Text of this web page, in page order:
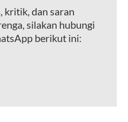
kritik, dan saran
silakan hubungi
berikut ini: